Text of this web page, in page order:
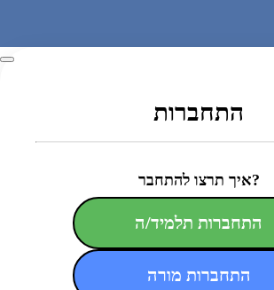
התחברות
איך תרצו להתחבר?
התחברות תלמיד/ה
התחברות מורה